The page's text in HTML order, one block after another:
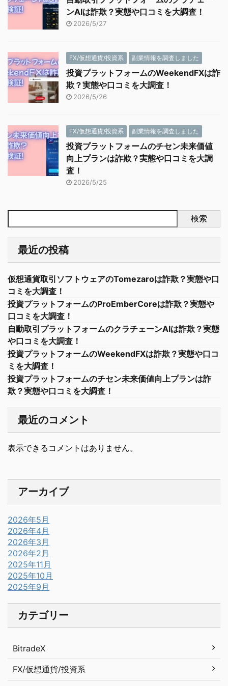
ンAIは詐欺？実態や口コミを大調査！
2026/5/27
FX/仮想通貨/投資系 副業情報を調査しました
投資プラットフォームのWeekendFXは詐
欺？実態や口コミを大調査！
2026/5/26
FX/仮想通貨/投資系 副業情報を調査しました
投資プラットフォームのチセン未来価値
向上プランは詐欺？実態や口コミを大調
査！
2026/5/25
検索
最近の投稿
仮想通貨取引ソフトウェアのTomezaroは詐欺？実態や口
コミを大調査！
投資プラットフォームのProEmberCoreは詐欺？実態や
口コミを大調査！
自動取引プラットフォームのクラチェーンAIは詐欺？実態
や口コミを大調査！
投資プラットフォームのWeekendFXは詐欺？実態や口コ
ミを大調査！
投資プラットフォームのチセン未来価値向上プランは詐
欺？実態や口コミを大調査！
最近のコメント
表示できるコメントはありません。
アーカイブ
2026年5月
2026年4月
2026年3月
2026年2月
2025年11月
2025年10月
2025年9月
カテゴリー
BitradeX
FX/仮想通貨/投資系